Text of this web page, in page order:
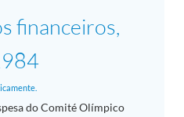
financeiros,
do Comité Olímpico